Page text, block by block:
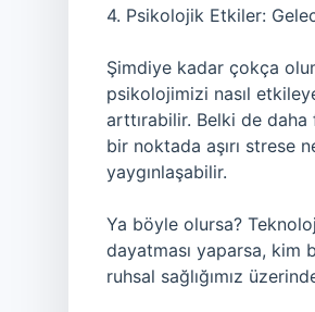
4. Psikolojik Etkiler:
Şimdiye kadar çokça
psikolojimizi nasıl
arttırabilir. Belki de
bir noktada aşırı strese
yaygınlaşabilir.
Ya böyle olursa?
dayatması yaparsa, kim
ruhsal sağlığımız